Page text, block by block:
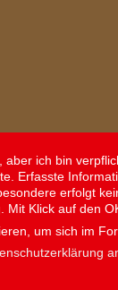
ich bin
Erfasste
erfolgt
Klick auf den
um sich im